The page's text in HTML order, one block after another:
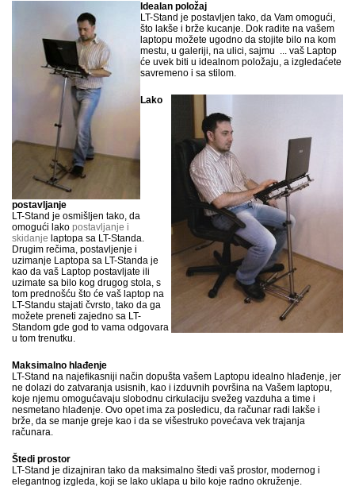
Idealan položaj
LT-Stand je postavljen tako, da Vam omogući,
što lakše i brže kucanje. Dok radite na vašem
laptopu možete ugodno da stojite bilo na kom
mestu, u galeriji, na ulici, sajmu ... vaš Laptop
će uvek biti u idealnom položaju, a izgledaćete
savremeno i sa stilom.
Lako
postavljanje
LT-Stand je osmišljen tako, da
omogući lako postavljanje i
skidanje laptopa sa LT-Standa.
Drugim rečima, postavljenje i
uzimanje Laptopa sa LT-Standa je
kao da vaš Laptop postavljate ili
uzimate sa bilo kog drugog stola, s
tom prednošću što će vaš laptop na
LT-Standu stajati čvrsto, tako da ga
možete preneti zajedno sa LT-
Standom gde god to vama odgovara
u tom trenutku.
Maksimalno hlađenje
LT-Stand na najefikasniji način dopušta vašem Laptopu idealno hlađenje, jer
ne dolazi do zatvaranja usisnih, kao i izduvnih površina na Vašem laptopu,
koje njemu omogućavaju slobodnu cirkulaciju svežeg vazduha a time i
nesmetano hlađenje. Ovo opet ima za posledicu, da računar radi lakše i
brže, da se manje greje kao i da se višestruko povećava vek trajanja
računara.
Štedi prostor
LT-Stand je dizajniran tako da maksimalno štedi vaš prostor, modernog i
elegantnog izgleda, koji se lako uklapa u bilo koje radno okruženje.